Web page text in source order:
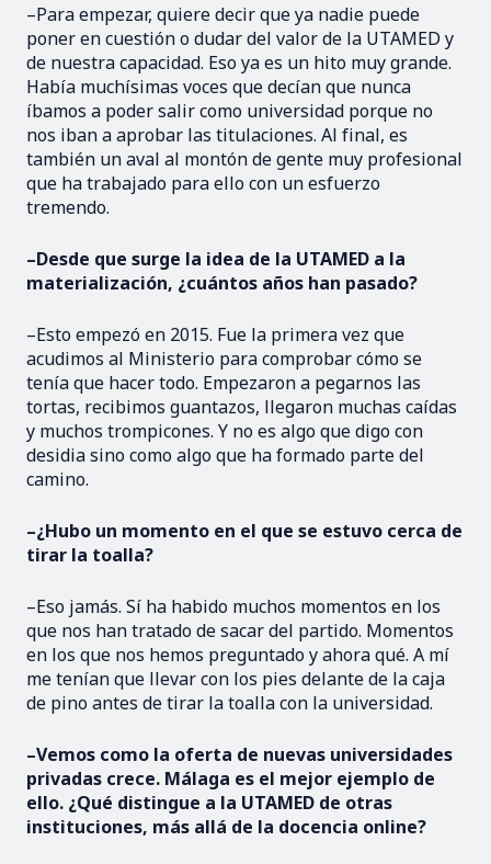
–Para empezar, quiere decir que ya nadie puede
poner en cuestión o dudar del valor de la UTAMED y
de nuestra capacidad. Eso ya es un hito muy grande.
Había muchísimas voces que decían que nunca
íbamos a poder salir como universidad porque no
nos iban a aprobar las titulaciones. Al final, es
también un aval al montón de gente muy profesional
que ha trabajado para ello con un esfuerzo
tremendo.
–Desde que surge la idea de la UTAMED a la
materialización, ¿cuántos años han pasado?
–Esto empezó en 2015. Fue la primera vez que
acudimos al Ministerio para comprobar cómo se
tenía que hacer todo. Empezaron a pegarnos las
tortas, recibimos guantazos, llegaron muchas caídas
y muchos trompicones. Y no es algo que digo con
desidia sino como algo que ha formado parte del
camino.
–¿Hubo un momento en el que se estuvo cerca de
tirar la toalla?
–Eso jamás. Sí ha habido muchos momentos en los
que nos han tratado de sacar del partido. Momentos
en los que nos hemos preguntado y ahora qué. A mí
me tenían que llevar con los pies delante de la caja
de pino antes de tirar la toalla con la universidad.
–Vemos como la oferta de nuevas universidades
privadas crece. Málaga es el mejor ejemplo de
ello. ¿Qué distingue a la UTAMED de otras
instituciones, más allá de la docencia online?